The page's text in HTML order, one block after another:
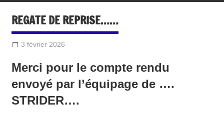
REGATE DE REPRISE……
3 février 2026
Merci pour le compte rendu
envoyé par l’équipage de ….
STRIDER….